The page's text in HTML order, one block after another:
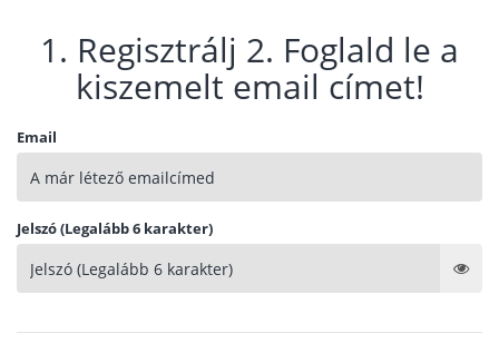
1. Regisztrálj 2. Foglald le a
kiszemelt email címet!
Email
Jelszó (Legalább 6 karakter)